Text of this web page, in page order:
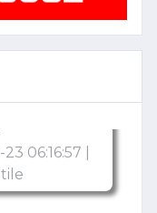
INDIA'S
INTO
से अच्छी ग्राहकी